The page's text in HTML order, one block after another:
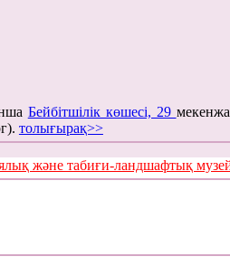
Бейбітшілік көшесі, 29
толығырақ>>
және табиғи-